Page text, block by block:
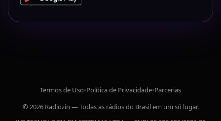
Termos de Uso•Política de Privacidade•Parcerias
© 2026 Radiozin — Todas as rádios do Brasil em um só lugar.